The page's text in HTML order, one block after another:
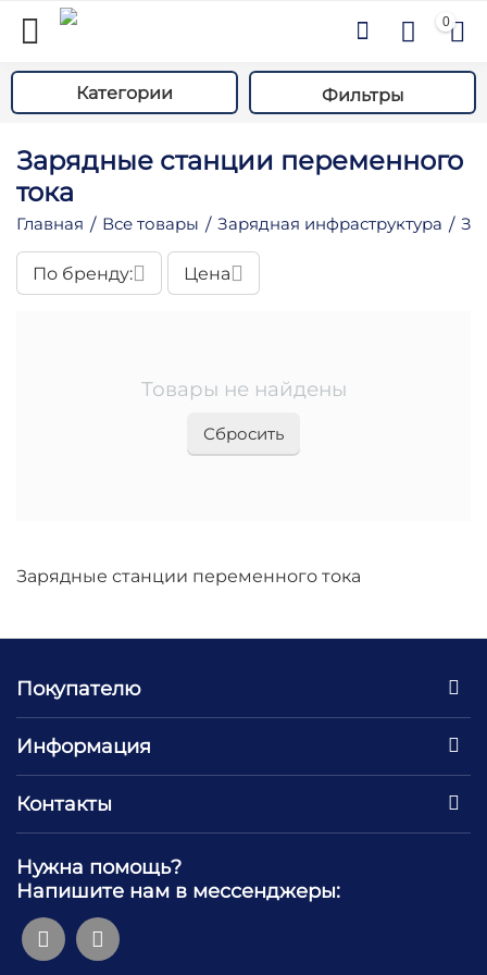
0
Категории Фильтры
Зарядные станции переменного
тока
Главная / Все товары / Зарядная инфраструктура /
По бренду: Цена
Зарядные станции переменного тока
Товары не найдены
Сбросить
Покупателю
Информация
Контакты
Нужна помощь?
Напишите нам в мессенджеры: